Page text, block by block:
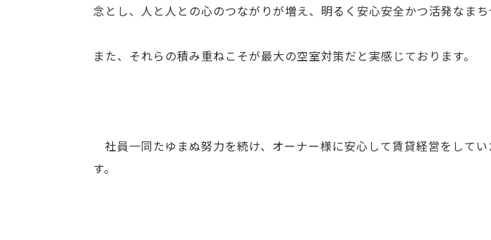
念とし、人と人との心のつながりが増え、明るく安心安全かつ活発なま
また、それらの積み重ねこそが最大の空室対策だと実感じております。
社員一同たゆまぬ努力を続け、オーナー様に安心して賃貸経営をして
す。